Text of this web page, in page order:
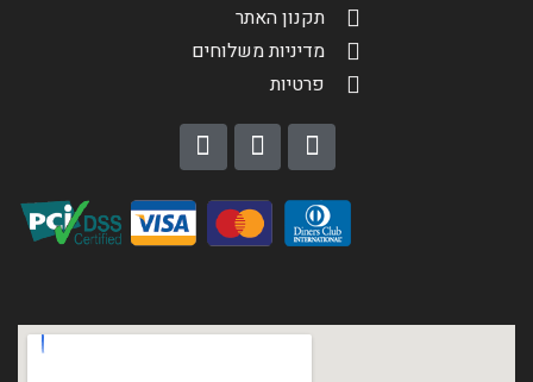
תקנון האתר
מדיניות משלוחים
פרטיות